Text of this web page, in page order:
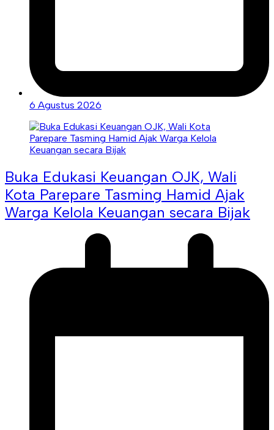
6 Agustus 2026
Buka Edukasi Keuangan OJK, Wali
Kota Parepare Tasming Hamid Ajak
Warga Kelola Keuangan secara Bijak